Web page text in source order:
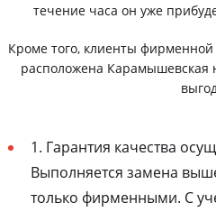
течение часа он уже
Кроме того, клиенты
расположена Карамышевская
1. Гарантия качества
Выполняется замена
только фирменными. С